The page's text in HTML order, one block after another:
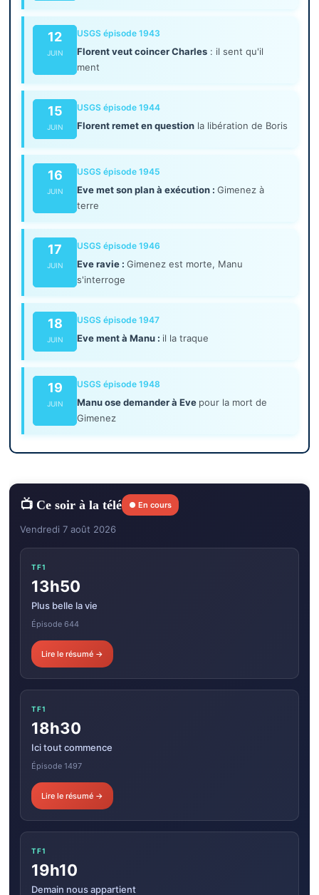
12
JUIN
USGS épisode 1943
Florent veut coincer Charles : il sent qu'il
ment
15
JUIN
USGS épisode 1944
Florent remet en question la libération de Boris
16
JUIN
USGS épisode 1945
Eve met son plan à exécution :Gimenez à
terre
17
JUIN
USGS épisode 1946
Eve ravie :Gimenez est morte, Manu
s'interroge
18
JUIN
USGS épisode 1947
Eve ment à Manu : il la traque
19
JUIN
USGS épisode 1948
Manu ose demander à Eve pour la mort de
Gimenez
📺 Ce soir à la télé ● En cours
Vendredi 7 août 2026
TF1
13h50
Plus belle la vie
Épisode 644
Lire le résumé →
TF1
18h30
Ici tout commence
Épisode 1497
Lire le résumé →
TF1
19h10
Demain nous appartient